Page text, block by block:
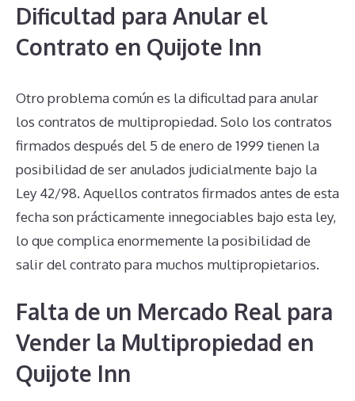
Dificultad para Anular el
Contrato en Quijote Inn
Otro problema común es la dificultad para anular
los contratos de multipropiedad. Solo los contratos
firmados después del 5 de enero de 1999 tienen la
posibilidad de ser anulados judicialmente bajo la
Ley 42/98. Aquellos contratos firmados antes de esta
fecha son prácticamente innegociables bajo esta ley,
lo que complica enormemente la posibilidad de
salir del contrato para muchos multipropietarios.
Falta de un Mercado Real para
Vender la Multipropiedad en
Quijote Inn